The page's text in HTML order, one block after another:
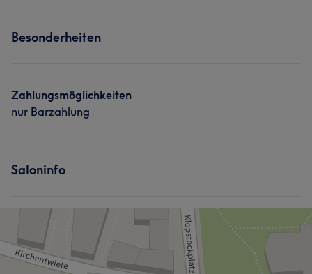
Besonderheiten
Zahlungsmöglichkeiten
nur Barzahlung
Saloninfo